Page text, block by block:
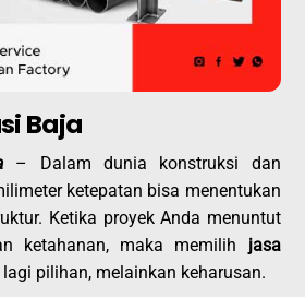
Baja
– Dalam dunia konstruksi dan
ketepatan bisa menentukan
Ketika proyek Anda menuntut
ketahanan, maka memilih jasa
pilihan, melainkan keharusan.